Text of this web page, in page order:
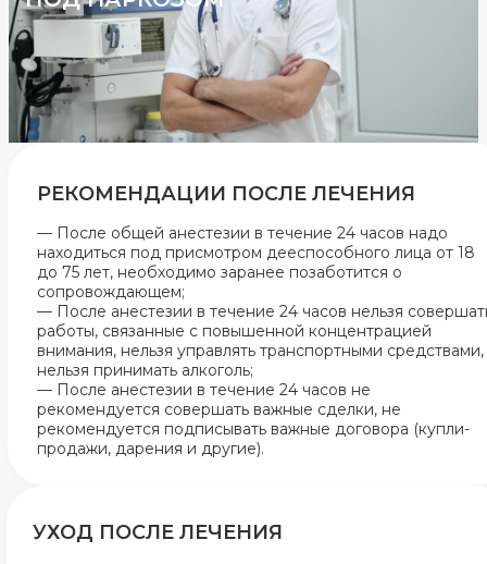
РЕКОМЕНДАЦИИ ПОСЛЕ ЛЕЧЕНИЯ
— После общей анестезии в течение 24 часов надо
находиться под присмотром дееспособного лица от 18
до 75 лет, необходимо заранее позаботится о
сопровождающем;
— После анестезии в течение 24 часов нельзя
работы, связанные с повышенной концентрацией
внимания, нельзя управлять транспортными средствами,
нельзя принимать алкоголь;
— После анестезии в течение 24 часов не
рекомендуется совершать важные сделки, не
рекомендуется подписывать важные договора (купли-
продажи, дарения и другие).
УХОД ПОСЛЕ ЛЕЧЕНИЯ